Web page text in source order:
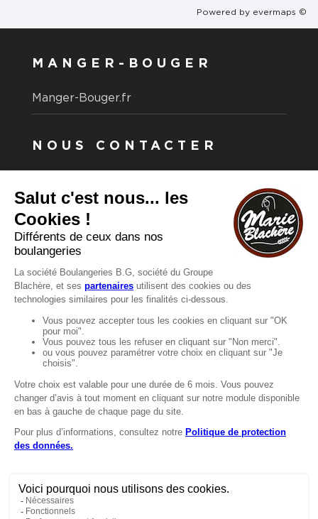
Powered by evermaps ©
MANGER-BOUGER
Manger-Bouger.fr
NOUS CONTACTER
Vous souhaitez nous contacter ?
Consultez notre FAQ.
FAQ
Recrutement
MENTIONS
Mentions légales
Protection des données
LignÉthique
Caractéristiques environnementales des